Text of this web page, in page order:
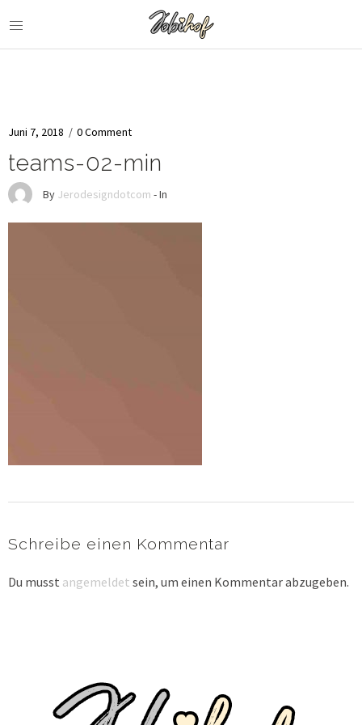
Juni 7, 2018 / 0 Comment
teams-02-min
By Jerodesigndotcom - In
Schreibe einen Kommentar
Du musst angemeldet sein, um einen Kommentar abzugeben.